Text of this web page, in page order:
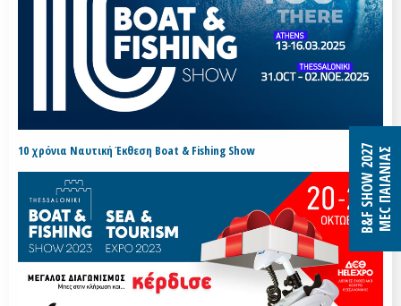
10 χρόνια Ναυτική Έκθεση Boat & Fishing Show B&F SHOW 2027MEC ΠΑΙΑΝΙΑΣ